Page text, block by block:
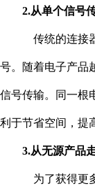
2.从单个信号
传统的连接
号。随着电子产品
信号传输。同一根
利于节省空间，提
3.从无源产品
为了获得更